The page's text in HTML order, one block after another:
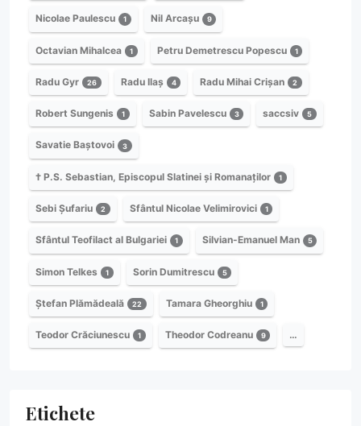
Nicolae Paulescu 1 Nil Arcașu 9
Octavian Mihalcea 1 Petru Demetrescu Popescu 1
Radu Gyr 26 Radu Ilaș 4 Radu Mihai Crișan 2
Robert Sungenis 1 Sabin Pavelescu 3 saccsiv 5
Savatie Baștovoi 3
† P.S. Sebastian, Episcopul Slatinei și Romanaților 1
Sebi Șufariu 2 Sfântul Nicolae Velimirovici 1
Sfântul Teofilact al Bulgariei 1 Silvian-Emanuel Man 5
Simon Telkes 1 Sorin Dumitrescu 5
Ștefan Plămădeală 22 Tamara Gheorghiu 1
Teodor Crăciunescu 1 Theodor Codreanu 9 …
Etichete